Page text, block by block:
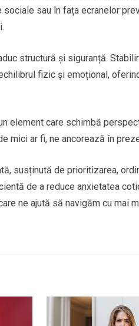
sau în fața ecranelor
structură și siguranță.
fizic și emoțional,
element care schimbă
mici ar fi, ne ancorează în
susținută de prioritizarea,
de a reduce anxietatea
ne ajută să navigăm cu mai